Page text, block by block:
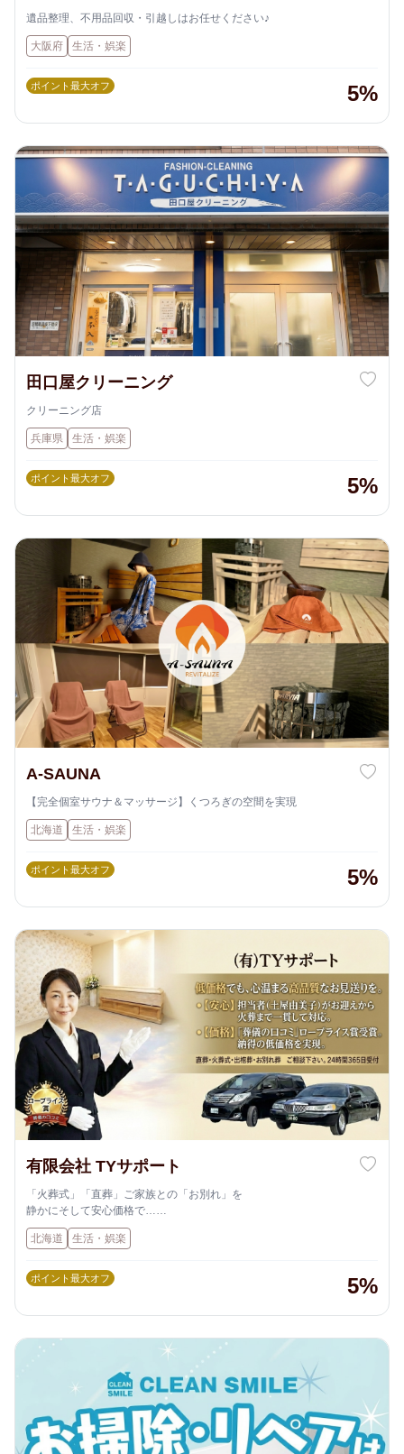
遺品整理、不用品回収・引越しはお任せください♪
大阪府 生活・娯楽
ポイント最大オフ 5%
田口屋クリーニング
クリーニング店
兵庫県 生活・娯楽
ポイント最大オフ 5%
A-SAUNA
【完全個室サウナ＆マッサージ】くつろぎの空間を実現
北海道 生活・娯楽
ポイント最大オフ 5%
有限会社 TYサポート
「火葬式」「直葬」ご家族との「お別れ」を
静かにそして安心価格で…
低価格でもご納得いただけるお見送り「大切な家族との最後のお別れ」
を住み慣れたお家でゆっくりと過ごしそして静かに見送りたい・・・
自社安置所を持ち、経験豊富なスタッフが24時間対応で、事前相談から
搬送、葬儀施行、火葬対応までを一貫してサポートするため、安心して
北海道 生活・娯楽
ポイント最大オフ 5%